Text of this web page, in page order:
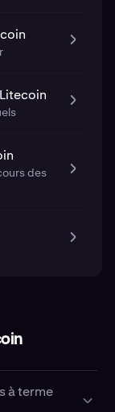
des
à terme